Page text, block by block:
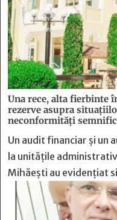
Una rece, alta fierbinte
rezerve asupra
neconformităţi
Un audit financiar și
la unitățile
Mihăești au evidențiat